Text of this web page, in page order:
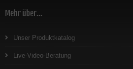
Mehr über...
Unser Produktkatalog
Live-Video-Beratung